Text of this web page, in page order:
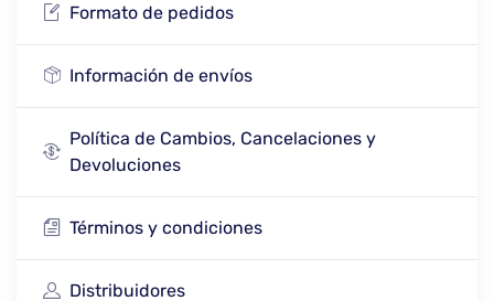
Formato de pedidos
Información de envíos
Política de Cambios, Cancelaciones y
Devoluciones
Términos y condiciones
Distribuidores